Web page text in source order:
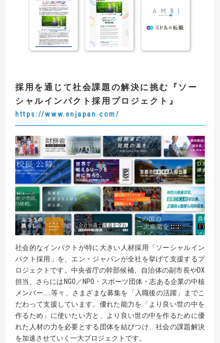
採用を通じて社会課題の解決に挑む 『 ソー
シャルインパクト採用プロジェクト 』
https://www.enjapan.com/
社会的なインパクトが特に大きい人材採用「ソーシャルイン
パクト採用」を、エン・ジャパンが全社を挙げて支援するプ
ロジェクトです。中央省庁の幹部候補、自治体の副市長やDX
担当、さらにはNGO／NPO・スポーツ団体・志ある企業の中核
メンバー……等々、さまざまな募集を「入職後の活躍」までこ
だわって支援しています。優れた能力を「より良い世の中を
作るため」に使いたい方と、より良い世の中を作るために優
れた人材の力を必要とする団体を結びつけ、社会の課題解決
を加速させていく一大プロジェクトです。